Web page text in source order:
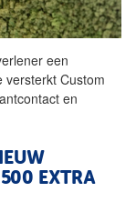
een
versterkt Custom
en
EXTRA